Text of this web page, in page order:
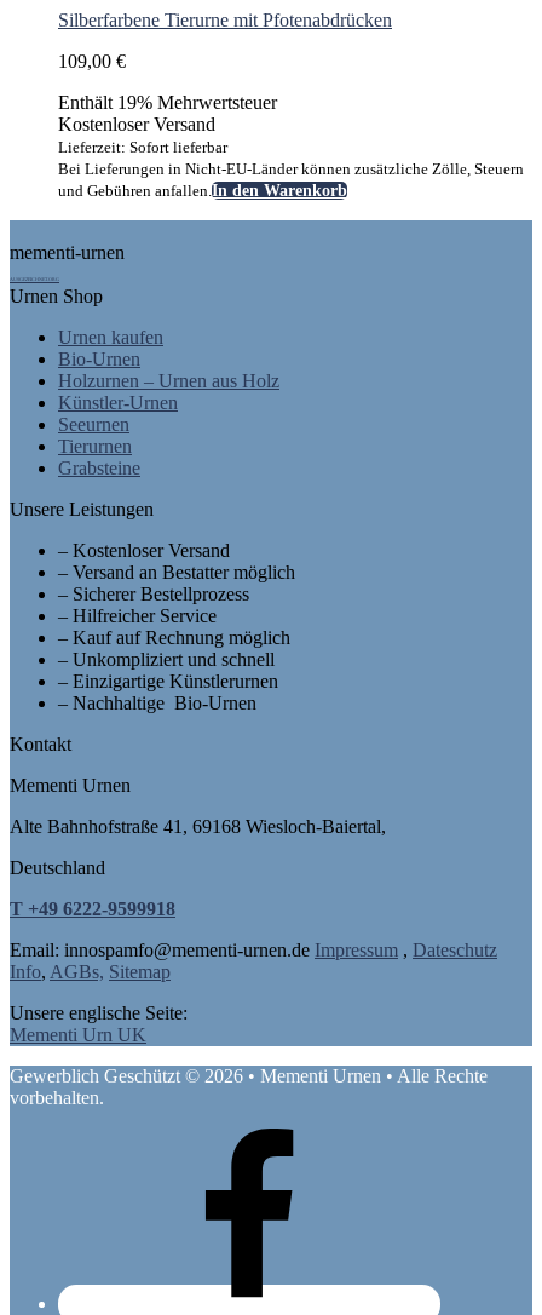
Silberfarbene Tierurne mit Pfotenabdrücken
109,00 €
Enthält 19% Mehrwertsteuer
Kostenloser Versand
Lieferzeit: Sofort lieferbar
Bei Lieferungen in Nicht-EU-Länder können zusätzliche Zölle, Steuern
und Gebühren anfallen.In den Warenkorb
mementi-urnen
AUSGEZEICHNET.ORG
Urnen Shop
Urnen kaufen
Bio-Urnen
Holzurnen – Urnen aus Holz
Künstler-Urnen
Seeurnen
Tierurnen
Grabsteine
Unsere Leistungen
– Kostenloser Versand
– Versand an Bestatter möglich
– Sicherer Bestellprozess
– Hilfreicher Service
– Kauf auf Rechnung möglich
– Unkompliziert und schnell
– Einzigartige Künstlerurnen
– Nachhaltige Bio-Urnen
Kontakt
Mementi Urnen
Alte Bahnhofstraße 41, 69168 Wiesloch-Baiertal,
Deutschland
T +49 6222-9599918
Email: innospamfo@mementi-urnen.de Impressum , Dateschutz
Info, AGBs, Sitemap
Unsere englische Seite:
Mementi Urn UK
Gewerblich Geschützt © 2026 • Mementi Urnen • Alle Rechte
vorbehalten.